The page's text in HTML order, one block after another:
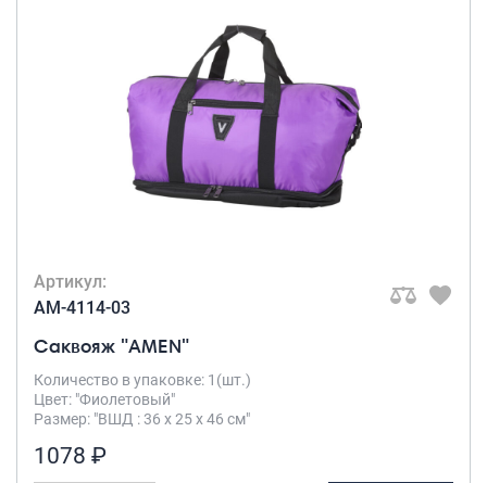
Артикул:
AM-4114-03
Саквояж "AMEN"
Количество в упаковке: 1(шт.)
Цвет: "Фиолетовый"
Размер: "ВШД : 36 х 25 х 46 см"
1078 ₽